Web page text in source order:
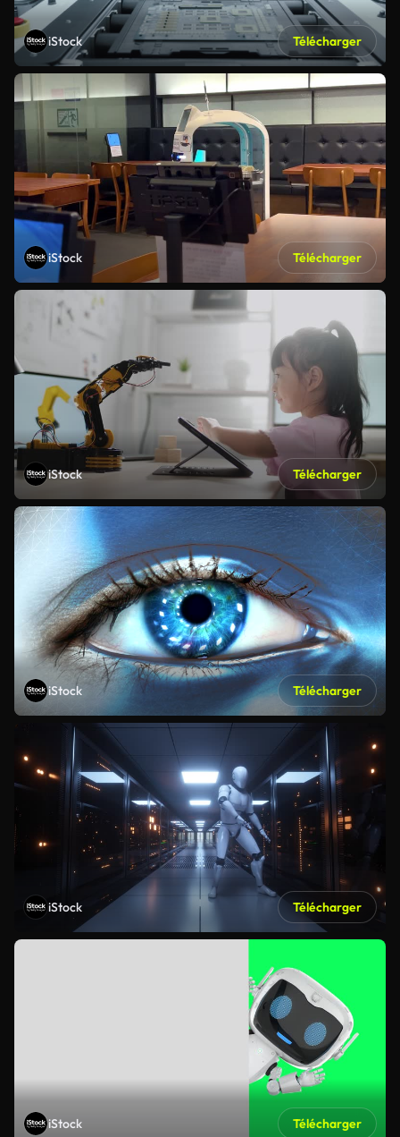
iStock Télécharger
iStock Télécharger
iStock Télécharger
iStock Télécharger
iStock Télécharger
iStock Télécharger